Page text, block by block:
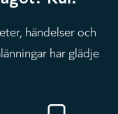
händelser och
har glädje